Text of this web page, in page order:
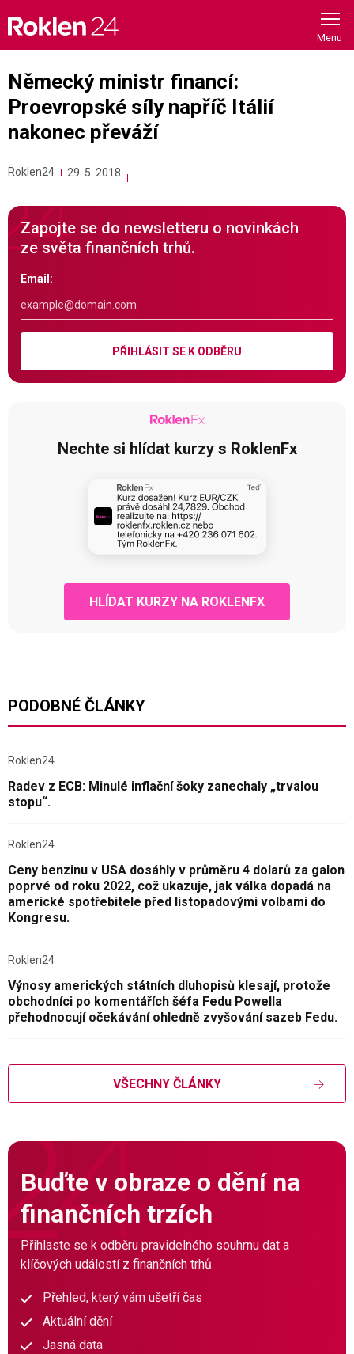
content
Německý ministr financí:
Proevropské síly napříč Itálií
nakonec převáží
Roklen24 29. 5. 2018
Zapojte se do newsletteru o novinkách
ze světa finančních trhů.
Email:
PŘIHLÁSIT SE K ODBĚRU
Nechte si hlídat kurzy s RoklenFx
HLÍDAT KURZY NA ROKLENFX
PODOBNÉ ČLÁNKY
Roklen24
Radev z ECB: Minulé inflační šoky zanechaly „trvalou
stopu“.
Roklen24
Ceny benzinu v USA dosáhly v průměru 4 dolarů za galon
poprvé od roku 2022, což ukazuje, jak válka dopadá na
americké spotřebitele před listopadovými volbami do
Kongresu.
Roklen24
Výnosy amerických státních dluhopisů klesají, protože
obchodníci po komentářích šéfa Fedu Powella
přehodnocují očekávání ohledně zvyšování sazeb Fedu.
VŠECHNY ČLÁNKY
Buďte v obraze o dění na
finančních trzích
Přihlaste se k odběru pravidelného souhrnu dat a
klíčových událostí z finančních trhů.
Přehled, který vám ušetří čas
Aktuální dění
Jasná data